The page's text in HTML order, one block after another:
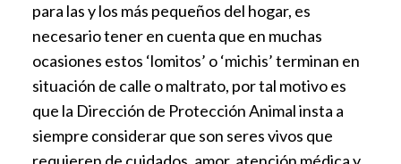
para las y los más pequeños del hogar, es
necesario tener en cuenta que en muchas
ocasiones estos ‘lomitos’ o ‘michis’ terminan en
situación de calle o maltrato, por tal motivo es
que la Dirección de Protección Animal insta a
siempre considerar que son seres vivos que